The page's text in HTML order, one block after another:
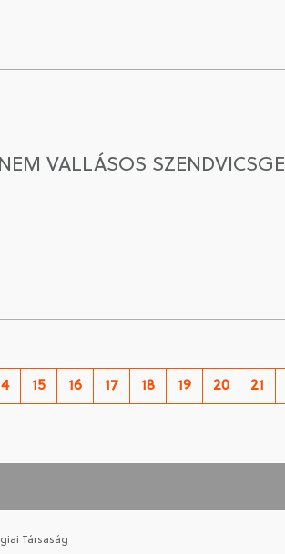
VALLÁSOS
15 16 17 18 19 20 21
Társaság